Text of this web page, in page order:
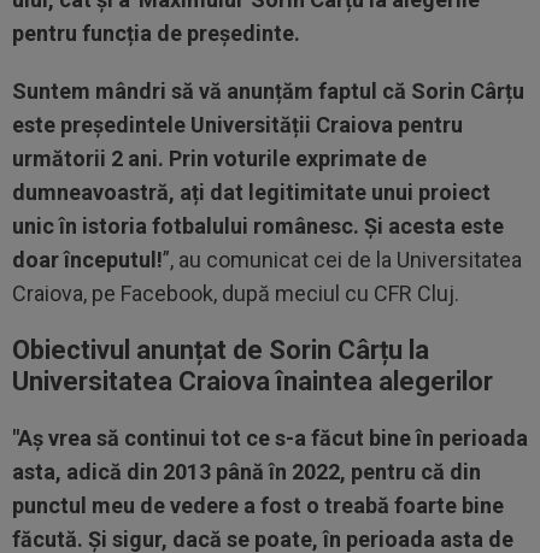
pentru funcția de președinte.
Suntem mândri să vă anunțăm faptul că Sorin Cârțu
este președintele Universității Craiova pentru
următorii 2 ani. Prin voturile exprimate de
dumneavoastră, ați dat legitimitate unui proiect
unic în istoria fotbalului românesc. Și acesta este
doar începutul!”, au comunicat cei de la Universitatea
Craiova, pe Facebook, după meciul cu CFR Cluj.
Obiectivul anunțat de Sorin Cârțu la
Universitatea Craiova înaintea alegerilor
"Aş vrea să continui tot ce s-a făcut bine în perioada
asta, adică din 2013 până în 2022, pentru că din
punctul meu de vedere a fost o treabă foarte bine
făcută. Şi sigur, dacă se poate, în perioada asta de